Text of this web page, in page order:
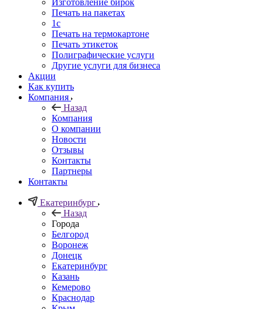
Изготовление бирок
Печать на пакетах
1c
Печать на термокартоне
Печать этикеток
Полиграфические услуги
Другие услуги для бизнеса
Акции
Как купить
Компания
Назад
Компания
О компании
Новости
Отзывы
Контакты
Партнеры
Контакты
Екатеринбург
Назад
Города
Белгород
Воронеж
Донецк
Екатеринбург
Казань
Кемерово
Краснодар